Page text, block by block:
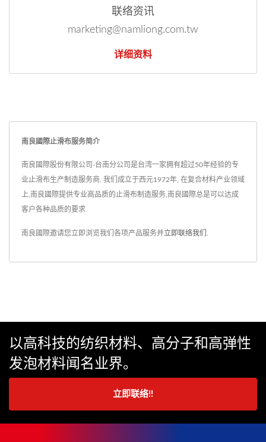
联络资讯
marketing@namliong.com.tw
详细资料
南良國際止滑布服务简介
南良國際股份有限公司-台南分公司是台湾一家拥有超过50年经验的专
业止滑布生产制造服务商. 我们成立于西元1972年, 在复合材料产业领域
上,南良國際提供专业高品质的止滑布制造服务,南良國際总是可以达成
客户各种品质的要求
南良國際邀请您立即浏览我们各项产品服务并立即联络我们
以高科技的纺织材料、高分子和高弹性
发泡材料闻名业界。
立即联络!!